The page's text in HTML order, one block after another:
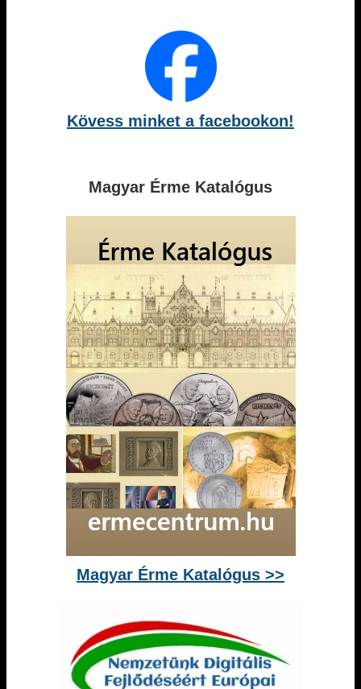
Kövess minket a facebookon!
Magyar Érme Katalógus
Magyar Érme Katalógus >>